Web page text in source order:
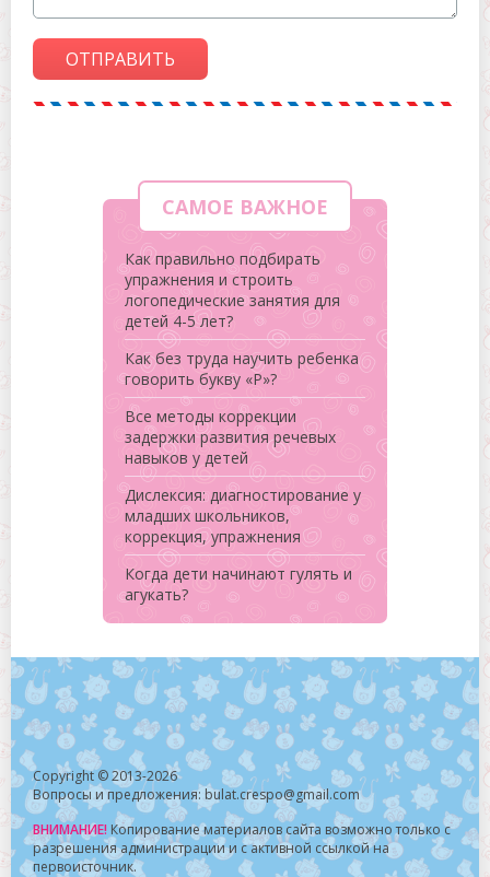
ОТПРАВИТЬ
САМОЕ ВАЖНОЕ
Как правильно подбирать
упражнения и строить
логопедические занятия для
детей 4-5 лет?
Как без труда научить ребенка
говорить букву «Р»?
Все методы коррекции
задержки развития речевых
навыков у детей
Дислексия: диагностирование у
младших школьников,
коррекция, упражнения
Когда дети начинают гулять и
агукать?
Copyright © 2013-2026
Вопросы и предложения: bulat.crespo@gmail.com
ВНИМАНИЕ! Копирование материалов сайта возможно только с
разрешения администрации и с активной ссылкой на
первоисточник.